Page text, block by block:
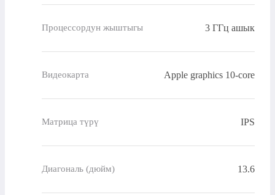
Процессордун жыштыгы 3 ГГц ашык
Видеокарта Apple graphics 10-core
Матрица түрү IPS
Диагональ (дюйм) 13.6